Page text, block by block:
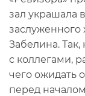
зал украшала
заслуженного
Забелина.
с коллегами,
чего ожидать
перед